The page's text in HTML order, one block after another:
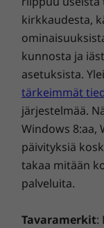
Lenovo Digital Pen
Näppäimistö
Valkoinen LED-
Irrotettava folio-
ThinkPad
Roiskeenkestävä
Kestävä
90 % kierrätettyä
kirkkaudesta,
kunnosta ja
asetuksista.
tärkeimmät
järjestelmää.
Windows 8:aa,
päivityksiä
takaa mitään
palveluita.
Tavaramerkit: